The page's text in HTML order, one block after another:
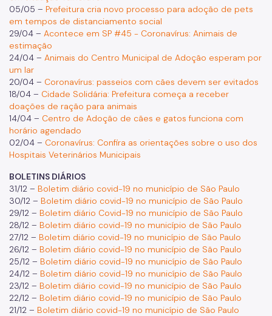
05/05 – Prefeitura cria novo processo para adoção de pets
em tempos de distanciamento social
29/04 – Acontece em SP #45 - Coronavírus: Animais de
estimação
24/04 – Animais do Centro Municipal de Adoção esperam por
um lar
20/04 – Coronavírus: passeios com cães devem ser evitados
18/04 – Cidade Solidária: Prefeitura começa a receber
doações de ração para animais
14/04 – Centro de Adoção de cães e gatos funciona com
horário agendado
02/04 – Coronavírus: Confira as orientações sobre o uso dos
Hospitais Veterinários Municipais
BOLETINS DIÁRIOS
31/12 – Boletim diário covid-19 no município de São Paulo
30/12 – Boletim diário covid-19 no município de São Paulo
29/12 – Boletim diário Covid-19 no município de São Paulo
28/12 – Boletim diário covid-19 no município de São Paulo
27/12 – Boletim diário covid-19 no município de São Paulo
26/12 – Boletim diário covid-19 no município de São Paulo
25/12 – Boletim diário covid-19 no município de São Paulo
24/12 – Boletim diário covid-19 no município de São Paulo
23/12 – Boletim diário covid-19 no município de São Paulo
22/12 – Boletim diário covid-19 no município de São Paulo
21/12 – Boletim diário covid-19 no município de São Paulo